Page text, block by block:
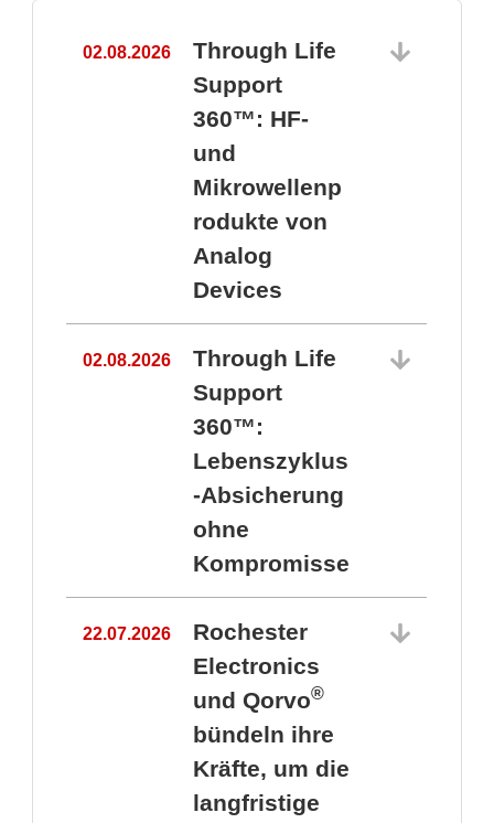
02.08.2026
Through Life
Support
360™: HF-
und
Mikrowellenp
rodukte von
Analog
Devices
02.08.2026
Through Life
Support
360™:
Lebenszyklus
-Absicherung
ohne
Kompromisse
22.07.2026
Rochester
Electronics
und Qorvo®
bündeln ihre
Kräfte, um die
langfristige